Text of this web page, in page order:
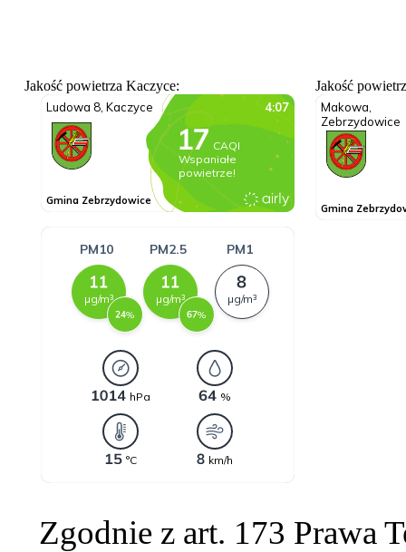
Jakość powietrza Kaczyce: Jakość
Zgodnie z art. 173 Prawa